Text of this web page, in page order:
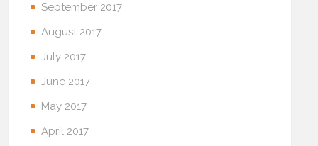
September 2017
August 2017
July 2017
June 2017
May 2017
April 2017